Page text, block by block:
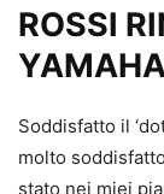
ROSSI
Soddisfatto il
molto
stato nei miei